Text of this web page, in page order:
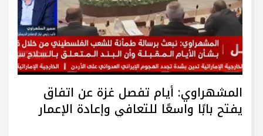
المشهراوي: أيام تفصل غزة عن اتفاق
يفتح بابًا واسعًا للتعافي وإعادة الإعمار